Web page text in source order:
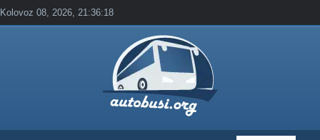
Kolovoz 08, 2026, 21:36:18